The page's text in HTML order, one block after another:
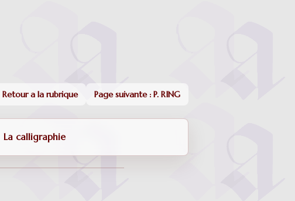
Retour a la rubrique Page suivante : P. RING
La calligraphie